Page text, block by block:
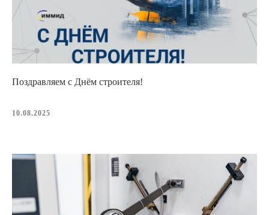
Поздравляем с Днём строителя!
10.08.2025